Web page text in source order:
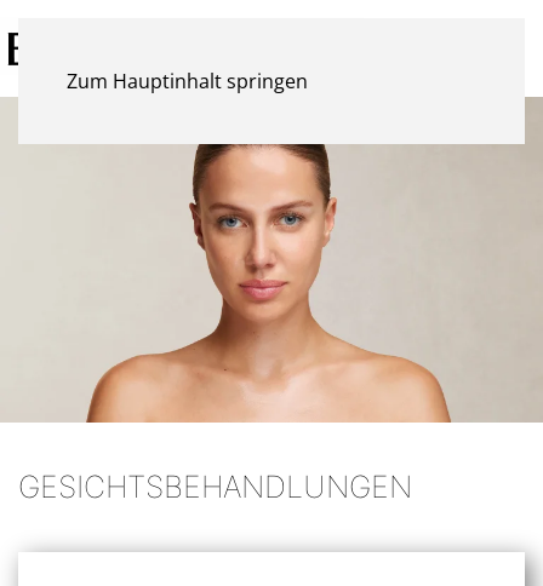
Zum Hauptinhalt springen
GESICHTSBEHANDLUNGEN